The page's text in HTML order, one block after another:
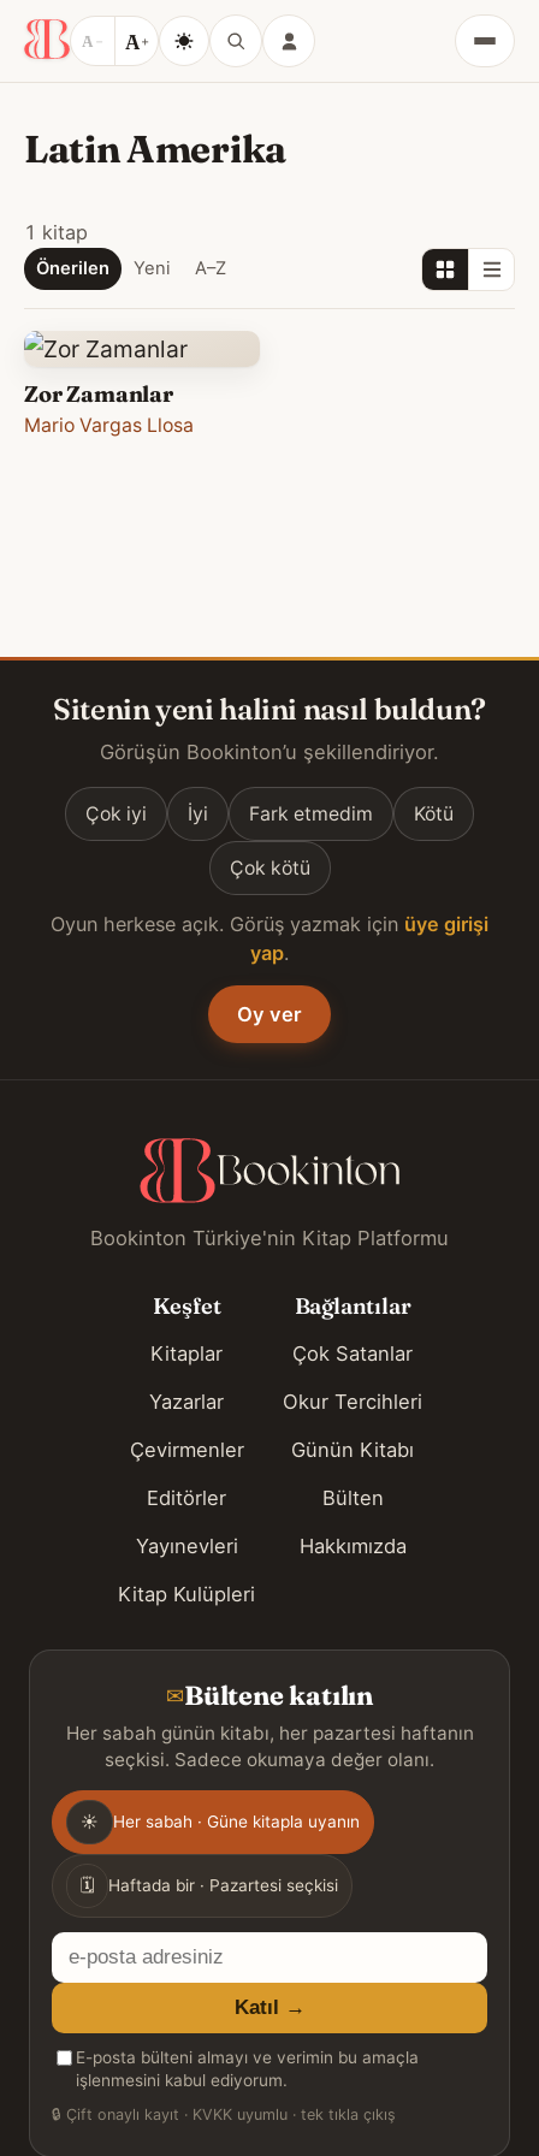
A − A+
Menü
Latin Amerika
1 kitap
Önerilen Yeni A–Z
Zor Zamanlar
Mario Vargas Llosa
Sitenin yeni halini nasıl buldun?
Görüşün Bookinton’u şekillendiriyor.
Çok iyi İyi Fark etmedim Kötü
Çok kötü
Oyun herkese açık. Görüş yazmak için üye girişi
yap.
Oy ver
Bookinton Türkiye'nin Kitap Platformu
Keşfet
Kitaplar
Yazarlar
Çevirmenler
Editörler
Yayınevleri
Kitap Kulüpleri
Bağlantılar
Çok Satanlar
Okur Tercihleri
Günün Kitabı
Bülten
Hakkımızda
✉Bültene katılın
Her sabah günün kitabı, her pazartesi haftanın
seçkisi. Sadece okumaya değer olanı.
Gönderim
sıklığı
☀ Her sabah · Güne kitapla uyanın
🗓 Haftada bir · Pazartesi seçkisi
E-
posta
adresiniz
Katıl →
E-posta bülteni almayı ve verimin bu amaçla
işlenmesini kabul ediyorum.
🔒 Çift onaylı kayıt · KVKK uyumlu · tek tıkla çıkış